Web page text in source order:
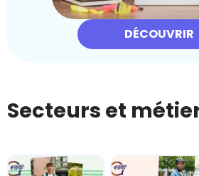
DÉCOUVRIR
Secteurs et